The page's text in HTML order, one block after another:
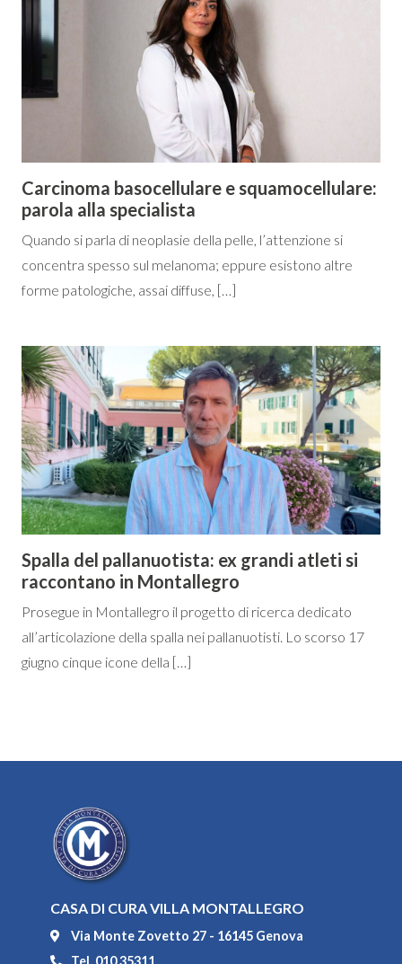
Carcinoma basocellulare e squamocellulare:
parola alla specialista
Quando si parla di neoplasie della pelle, l’attenzione si
concentra spesso sul melanoma; eppure esistono altre
forme patologiche, assai diffuse, […]
Spalla del pallanuotista: ex grandi atleti si
raccontano in Montallegro
Prosegue in Montallegro il progetto di ricerca dedicato
all’articolazione della spalla nei pallanuotisti. Lo scorso 17
giugno cinque icone della […]
CASA DI CURA VILLA MONTALLEGRO
Via Monte Zovetto 27 - 16145 Genova
Tel. 010 35311